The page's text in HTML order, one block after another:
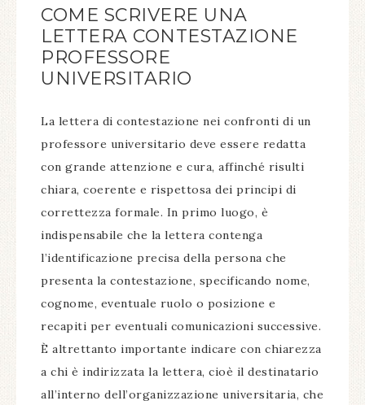
COME SCRIVERE UNA
LETTERA CONTESTAZIONE
PROFESSORE
UNIVERSITARIO
La lettera di contestazione nei confronti di un
professore universitario deve essere redatta
con grande attenzione e cura, affinché risulti
chiara, coerente e rispettosa dei principi di
correttezza formale. In primo luogo, è
indispensabile che la lettera contenga
l’identificazione precisa della persona che
presenta la contestazione, specificando nome,
cognome, eventuale ruolo o posizione e
recapiti per eventuali comunicazioni successive.
È altrettanto importante indicare con chiarezza
a chi è indirizzata la lettera, cioè il destinatario
all’interno dell’organizzazione universitaria, che